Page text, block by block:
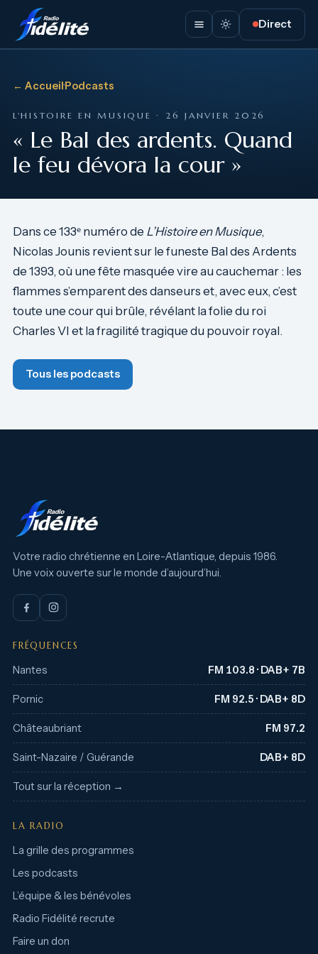
Direct
← Accueil·Podcasts
L'HISTOIRE EN MUSIQUE · 26 JANVIER 2026
« Le Bal des ardents. Quand
le feu dévora la cour »
Dans ce 133ᵉ numéro de L’Histoire en Musique,
Nicolas Jounis revient sur le funeste Bal des Ardents
de 1393, où une fête masquée vire au cauchemar : les
flammes s’emparent des danseurs et, avec eux, c’est
toute une cour qui brûle, révélant la folie du roi
Charles VI et la fragilité tragique du pouvoir royal.
Tous les podcasts
Votre radio chrétienne en Loire-Atlantique, depuis 1986.
Une voix ouverte sur le monde d’aujourd’hui.
FRÉQUENCES
Nantes FM 103.8 · DAB+ 7B
Pornic FM 92.5 · DAB+ 8D
Châteaubriant FM 97.2
Saint-Nazaire / Guérande DAB+ 8D
Tout sur la réception →
LA RADIO
La grille des programmes
Les podcasts
L’équipe & les bénévoles
Radio Fidélité recrute
Faire un don